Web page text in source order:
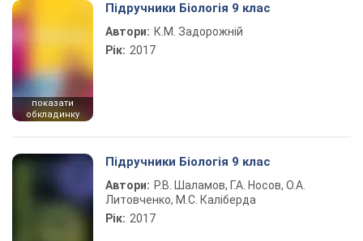
показати
обкладинку
Підручники Біологія 9 клас
Автори: К.М. Задорожній
Рік: 2017
Підручники Біологія 9 клас
Автори: Р.В. Шаламов, Г.А. Носов, О.А.
Литовченко, М.С. Каліберда
Рік: 2017